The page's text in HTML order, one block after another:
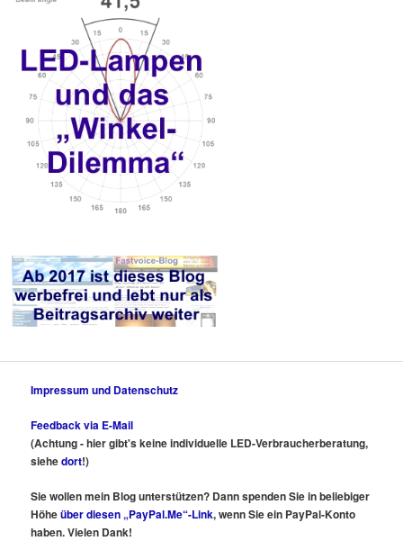
Impressum und Datenschutz
Feedback via E-Mail
(Achtung - hier gibt's keine individuelle LED-Verbraucherberatung,
siehedort!)
Sie wollen mein Blog unterstützen? Dann spenden Sie in beliebiger
Höheüber diesen „PayPal.Me“-Link, wenn Sie ein PayPal-Konto
haben. Vielen Dank!